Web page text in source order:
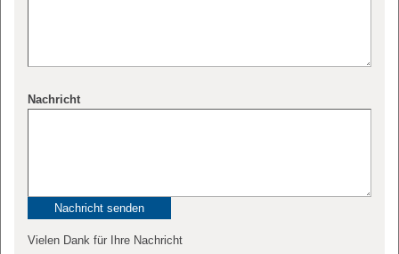
Nachricht
Vielen Dank für Ihre Nachricht